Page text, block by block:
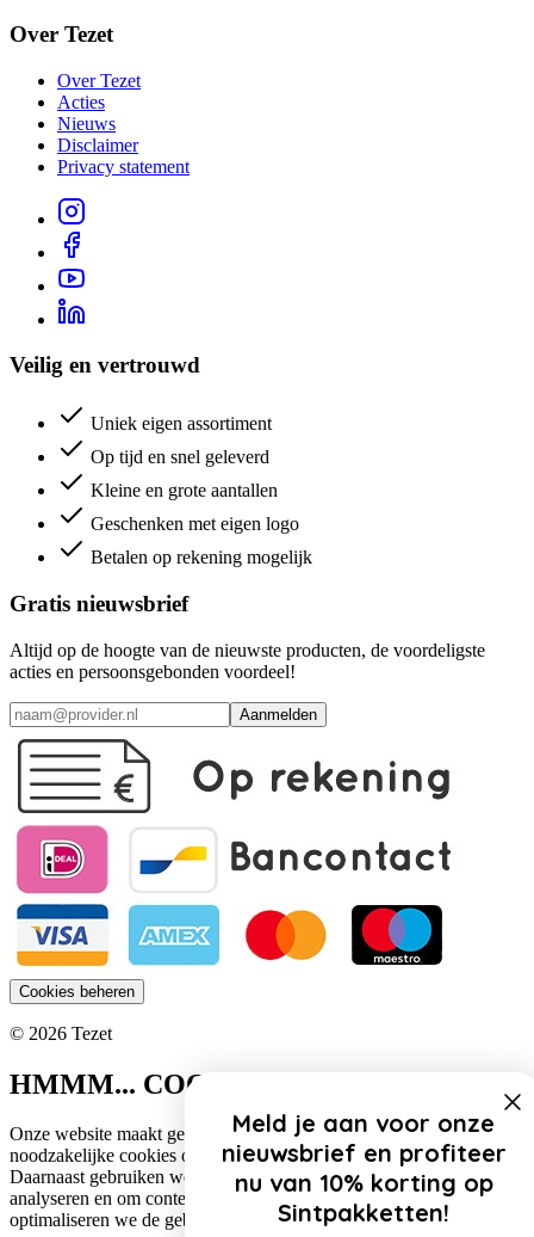
Over Tezet
Over Tezet
Acties
Nieuws
Disclaimer
Privacy statement
Veilig en vertrouwd
Uniek eigen assortiment
Op tijd en snel geleverd
Kleine en grote aantallen
Geschenken met eigen logo
Betalen op rekening mogelijk
Gratis nieuwsbrief
Altijd op de hoogte van de nieuwste producten, de voordeligste
acties en persoonsgebonden voordeel!
Aanmelden
Cookies beheren
© 2026 Tezet
HMMM... COOKIES!
Onze website maakt gebruik van cookies. Zo gebruiken wij
noodzakelijke cookies om de website functioneel te houden.
Daarnaast gebruiken we cookies om het verkeer op onze website te
analyseren en om content te personaliseren. Op deze manier
optimaliseren we de gebruikerservaring op onze website.
Meld je aan voor onze
nieuwsbrief en profiteer
nu van 10% korting op
Sintpakketten!